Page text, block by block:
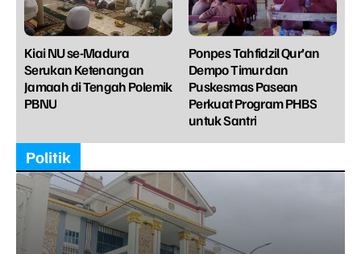
Kiai NU se-Madura
Serukan Ketenangan
Jamaah di Tengah Polemik
PBNU
Ponpes Tahfidzil Qur’an
Dempo Timur dan
Puskesmas Pasean
Perkuat Program PHBS
untuk Santri
Politik